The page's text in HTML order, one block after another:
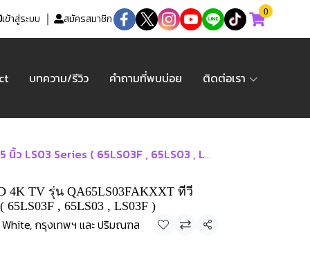
เข้าสู่ระบบ สมัครสมาชิก
0
บทความ/รีวิว คำถามที่พบบ่อย ติดต่อเรา
Series ( 65LS03F , 65LS03 , LS03F )
4K TV รุ่น QA65LS03FAKXXT ทีวี
, 65LS03 , LS03F )
White, กรุงเทพฯ และ ปริมณฑล แชร์